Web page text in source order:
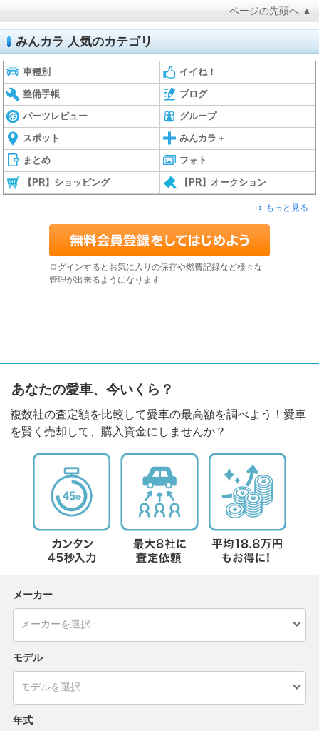
ページの先頭へ ▲
みんカラ 人気のカテゴリ
車種別 イイね！
整備手帳 ブログ
パーツレビュー グループ
スポット みんカラ＋
まとめ フォト
【PR】ショッピング 【PR】オークション
もっと見る
ログインするとお気に入りの保存や燃費記録など様々な
管理が出来るようになります
あなたの愛車、今いくら？
複数社の査定額を比較して愛車の最高額を調べよう！愛車
を賢く売却して、購入資金にしませんか？
メーカー
モデル
年式